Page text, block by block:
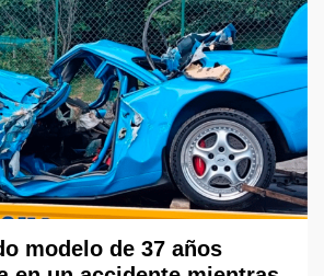
modelo de 37 años